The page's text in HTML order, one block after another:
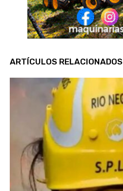
ARTÍCULOS RELACIONADOS